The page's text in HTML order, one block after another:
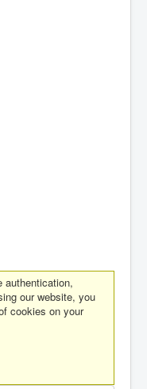
authentication,
our website, you
cookies on your